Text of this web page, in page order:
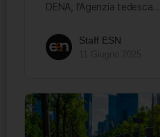
DENA, l’Agenzia tedesca…
Staff ESN